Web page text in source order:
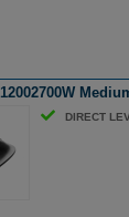
12002700W
DIRECT